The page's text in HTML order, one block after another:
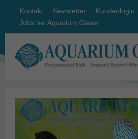
Kontakt Newsletter
Kundenlogin
Jobs bei Aquarium Glaser